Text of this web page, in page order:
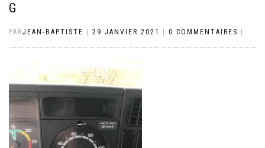
G
PARJEAN-BAPTISTE 29 JANVIER 2021 0 COMMENTAIRES